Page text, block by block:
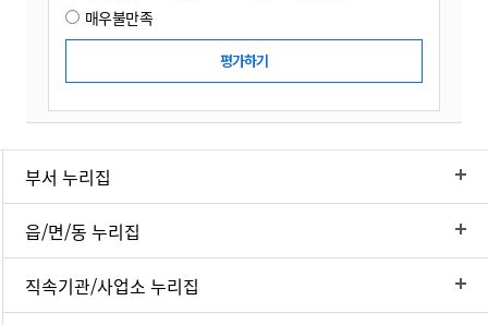
매우불만족
부서 누리집
읍/면/동 누리집
직속기관/사업소 누리집